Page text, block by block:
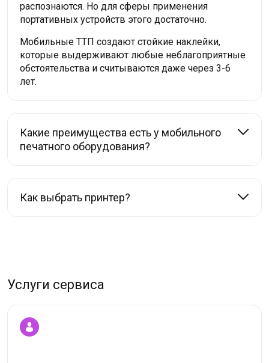
распознаются. Но для сферы применения
портативных устройств этого достаточно.
Мобильные ТТП создают стойкие наклейки,
которые выдерживают любые неблагоприятные
обстоятельства и считываются даже через 3-6
лет.
Какие преимущества есть у мобильного
печатного оборудования?
Как выбрать принтер?
Услуги сервиса